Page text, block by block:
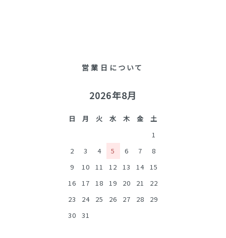
営業日について
2026年8月
日 月 火 水 木 金
土
1
2
3 4 5 6 7
8
9
10 11 12 13 14
15
16
17 18 19 20 21
22
23
24 25 26 27 28
29
30
31